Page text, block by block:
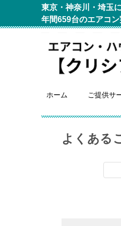
東京・神奈川・埼玉に
年間659台のエアコ
ホーム ご提供サ
よくある